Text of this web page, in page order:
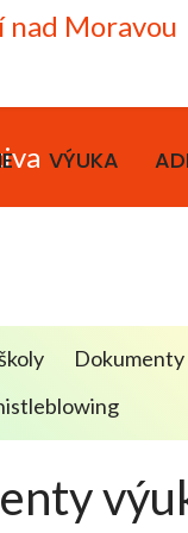
VÝUKA
Dokumenty